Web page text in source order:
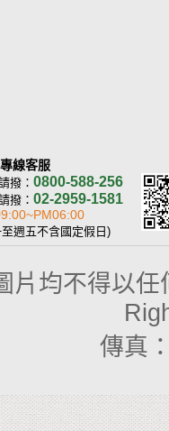
線客服
撥： 0800-588-256
撥： 02-2959-1581
週五不含國定假日)
片均不得以
傳真